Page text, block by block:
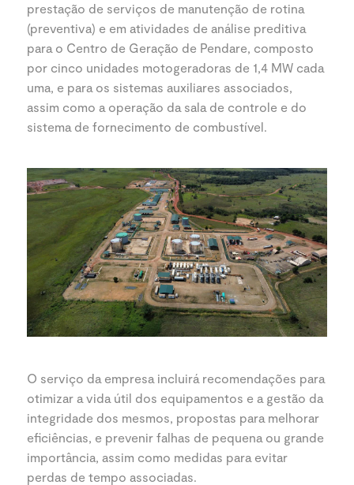
prestação de serviços de manutenção de rotina
(preventiva) e em atividades de análise preditiva
para o Centro de Geração de Pendare, composto
por cinco unidades motogeradoras de 1,4 MW cada
uma, e para os sistemas auxiliares associados,
assim como a operação da sala de controle e do
sistema de fornecimento de combustível.
O serviço da empresa incluirá recomendações para
otimizar a vida útil dos equipamentos e a gestão da
integridade dos mesmos, propostas para melhorar
eficiências, e prevenir falhas de pequena ou grande
importância, assim como medidas para evitar
perdas de tempo associadas.